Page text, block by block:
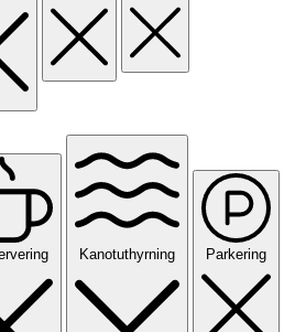
Kanotuthyrning Parkering